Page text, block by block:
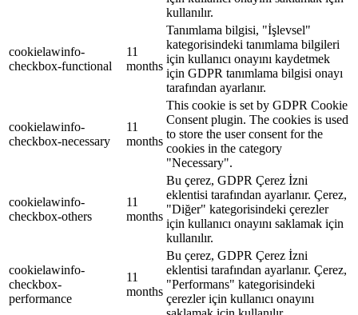
kullanılır.
cookielawinfo-
checkbox-functional
11
months
Tanımlama bilgisi, "İşlevsel"
kategorisindeki tanımlama bilgileri
için kullanıcı onayını kaydetmek
için GDPR tanımlama bilgisi onayı
tarafından ayarlanır.
cookielawinfo-
checkbox-necessary
11
months
This cookie is set by GDPR Cookie
Consent plugin. The cookies is used
to store the user consent for the
cookies in the category
"Necessary".
cookielawinfo-
checkbox-others
11
months
Bu çerez, GDPR Çerez İzni
eklentisi tarafından ayarlanır. Çerez,
"Diğer" kategorisindeki çerezler
için kullanıcı onayını saklamak için
kullanılır.
cookielawinfo-
checkbox-
performance
11
months
Bu çerez, GDPR Çerez İzni
eklentisi tarafından ayarlanır. Çerez,
"Performans" kategorisindeki
çerezler için kullanıcı onayını